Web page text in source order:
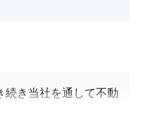
続き当社を通して不動